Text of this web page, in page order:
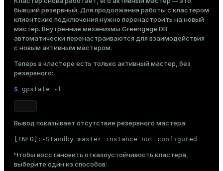
бывший резервный. Для продолжения работы с кластером
клиентские подключения нужно перенастроить на новый
мастер. Внутренние механизмы Greengage DB
автоматически перенастраиваются для взаимодействия
с новым активным мастером.
Теперь в кластере есть только активный мастер, без
резервного:
$ gpstate -f
Вывод показывает отсутствие резервного мастера:
[INFO]:-Standby master instance not configured
Чтобы восстановить отказоустойчивость кластера,
выберите один из способов: